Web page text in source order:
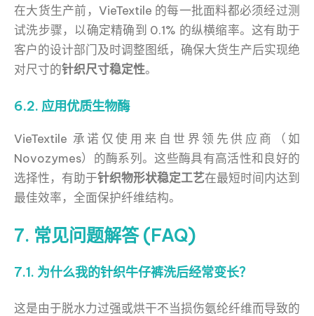
在大货生产前，VieTextile 的每一批面料都必须经过测
试洗步骤，以确定精确到 0.1% 的纵横缩率。这有助于
客户的设计部门及时调整图纸，确保大货生产后实现绝
对尺寸的针织尺寸稳定性。
6.2. 应用优质生物酶
VieTextile 承诺仅使用来自世界领先供应商（如
Novozymes）的酶系列。这些酶具有高活性和良好的
选择性，有助于针织物形状稳定工艺在最短时间内达到
最佳效率，全面保护纤维结构。
7. 常见问题解答 (FAQ)
7.1. 为什么我的针织牛仔裤洗后经常变长？
这是由于脱水力过强或烘干不当损伤氨纶纤维而导致的